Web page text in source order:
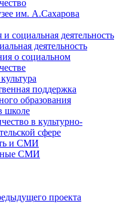
им. А.Сахарова
социальная деятельность
деятельность
о социальном
поддержка
образования
школе
в культурно-
сфере
и СМИ
СМИ
проекта